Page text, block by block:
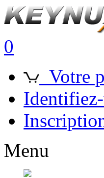
0
Votre
Menu